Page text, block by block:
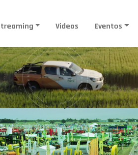
Videos Eventos